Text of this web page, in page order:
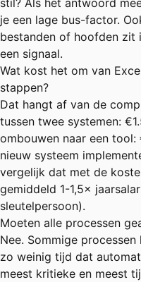
je een lage bus-factor.
bestanden of hoofden zit
een signaal.
Wat kost het om van
stappen?
Dat hangt af van de
tussen twee systemen:
ombouwen naar een
nieuw systeem
vergelijk dat met de
gemiddeld 1-1,5×
sleutelpersoon).
Moeten alle processen
Nee. Sommige
zo weinig tijd dat
meest kritieke en meest